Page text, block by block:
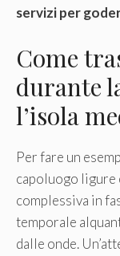
servizi per
Come
durante
l’isola
Per fare un
capoluogo ligure
complessiva in
temporale
dalle onde.